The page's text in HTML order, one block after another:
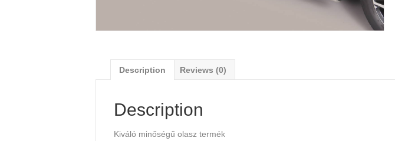
Description Reviews (0)
Description
Kiváló minőségű olasz termék